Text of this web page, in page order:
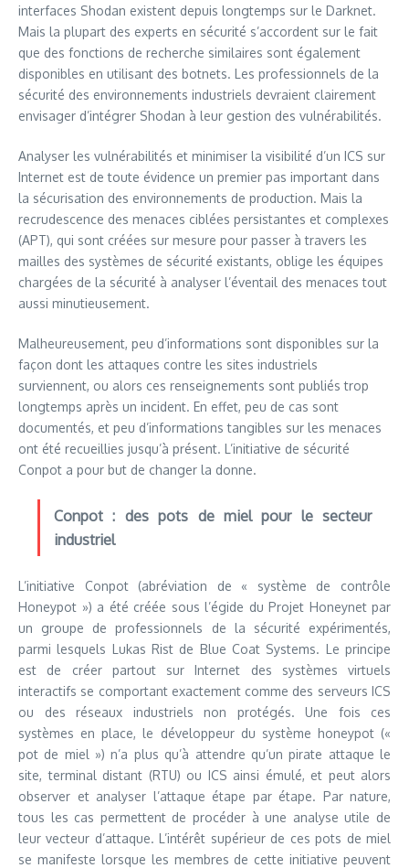
interfaces Shodan existent depuis longtemps sur le Darknet.
Mais la plupart des experts en sécurité s’accordent sur le fait
que des fonctions de recherche similaires sont également
disponibles en utilisant des botnets. Les professionnels de la
sécurité des environnements industriels devraient clairement
envisager d’intégrer Shodan à leur gestion des vulnérabilités.
Analyser les vulnérabilités et minimiser la visibilité d’un ICS sur
Internet est de toute évidence un premier pas important dans
la sécurisation des environnements de production. Mais la
recrudescence des menaces ciblées persistantes et complexes
(APT), qui sont créées sur mesure pour passer à travers les
mailles des systèmes de sécurité existants, oblige les équipes
chargées de la sécurité à analyser l’éventail des menaces tout
aussi minutieusement.
Malheureusement, peu d’informations sont disponibles sur la
façon dont les attaques contre les sites industriels
surviennent, ou alors ces renseignements sont publiés trop
longtemps après un incident. En effet, peu de cas sont
documentés, et peu d’informations tangibles sur les menaces
ont été recueillies jusqu’à présent. L’initiative de sécurité
Conpot a pour but de changer la donne.
Conpot : des pots de miel pour le secteur
industriel
L’initiative Conpot (abréviation de « système de contrôle
Honeypot ») a été créée sous l’égide du Projet Honeynet par
un groupe de professionnels de la sécurité expérimentés,
parmi lesquels Lukas Rist de Blue Coat Systems. Le principe
est de créer partout sur Internet des systèmes virtuels
interactifs se comportant exactement comme des serveurs ICS
ou des réseaux industriels non protégés. Une fois ces
systèmes en place, le développeur du système honeypot («
pot de miel ») n’a plus qu’à attendre qu’un pirate attaque le
site, terminal distant (RTU) ou ICS ainsi émulé, et peut alors
observer et analyser l’attaque étape par étape. Par nature,
tous les cas permettent de procéder à une analyse utile de
leur vecteur d’attaque. L’intérêt supérieur de ces pots de miel
se manifeste lorsque les membres de cette initiative peuvent